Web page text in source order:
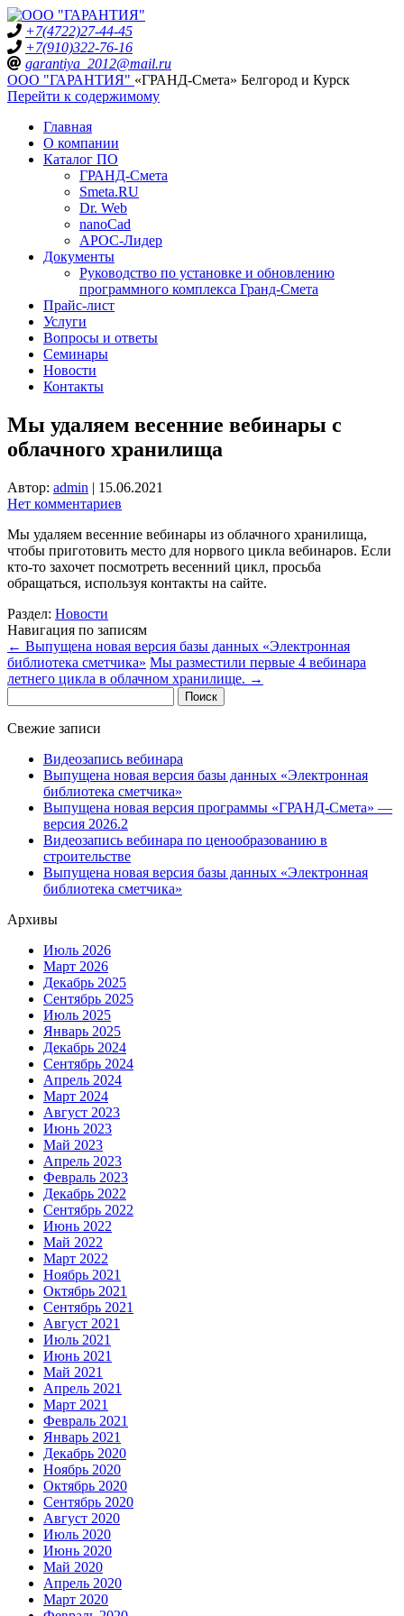
+7(4722)27-44-45
+7(910)322-76-16
garantiya_2012@mail.ru
ООО "ГАРАНТИЯ" «ГРАНД-Смета» Белгород и Курск
Перейти к содержимому
Главная
О компании
Каталог ПО
ГРАНД-Смета
Smeta.RU
Dr. Web
nanoCad
АРОС-Лидер
Документы
Руководство по установке и обновлению
программного комплекса Гранд-Смета
Прайс-лист
Услуги
Вопросы и ответы
Семинары
Новости
Контакты
Мы удаляем весенние вебинары с
облачного хранилища
Автор: admin | 15.06.2021
Нет комментариев
Мы удаляем весенние вебинары из облачного хранилища,
чтобы приготовить место для норвого цикла вебинаров. Если
кто-то захочет посмотреть весенний цикл, просьба
обращаться, используя контакты на сайте.
Раздел: Новости
Навигация по записям
← Выпущена новая версия базы данных «Электронная
библиотека сметчика» Мы разместили первые 4 вебинара
летнего цикла в облачном хранилище. →
Свежие записи
Видеозапись вебинара
Выпущена новая версия базы данных «Электронная
библиотека сметчика»
Выпущена новая версия программы «ГРАНД-Смета» —
версия 2026.2
Видеозапись вебинара по ценообразованию в
строительстве
Выпущена новая версия базы данных «Электронная
библиотека сметчика»
Архивы
Июль 2026
Март 2026
Декабрь 2025
Сентябрь 2025
Июль 2025
Январь 2025
Декабрь 2024
Сентябрь 2024
Апрель 2024
Март 2024
Август 2023
Июнь 2023
Май 2023
Апрель 2023
Февраль 2023
Декабрь 2022
Сентябрь 2022
Июнь 2022
Май 2022
Март 2022
Ноябрь 2021
Октябрь 2021
Сентябрь 2021
Август 2021
Июль 2021
Июнь 2021
Май 2021
Апрель 2021
Март 2021
Февраль 2021
Январь 2021
Декабрь 2020
Ноябрь 2020
Октябрь 2020
Сентябрь 2020
Август 2020
Июль 2020
Июнь 2020
Май 2020
Апрель 2020
Март 2020